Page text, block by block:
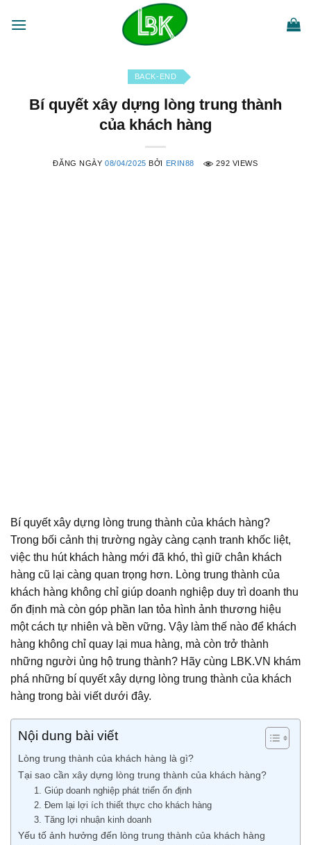
qua
BACK-END
Bí quyết xây dựng lòng trung thành
của khách hàng
ĐĂNG NGÀY08/04/2025 BỞI ERIN88 292 VIEWS
Bí quyết xây dựng lòng trung thành của khách hàng?
Trong bối cảnh thị trường ngày càng cạnh tranh khốc liệt,
việc thu hút khách hàng mới đã khó, thì giữ chân khách
hàng cũ lại càng quan trọng hơn. Lòng trung thành của
khách hàng không chỉ giúp doanh nghiệp duy trì doanh thu
ổn định mà còn góp phần lan tỏa hình ảnh thương hiệu
một cách tự nhiên và bền vững. Vậy làm thế nào để khách
hàng không chỉ quay lại mua hàng, mà còn trở thành
những người ủng hộ trung thành? Hãy cùng LBK.VN khám
phá những bí quyết xây dựng lòng trung thành của khách
hàng trong bài viết dưới đây.
Nội dung bài viết
Lòng trung thành của khách hàng là gì?
Tại sao cần xây dựng lòng trung thành của khách hàng?
1. Giúp doanh nghiệp phát triển ổn định
2. Đem lại lợi ích thiết thực cho khách hàng
3. Tăng lợi nhuận kinh doanh
Yếu tố ảnh hưởng đến lòng trung thành của khách hàng